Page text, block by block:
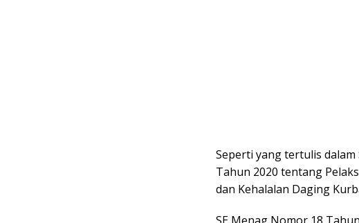
Seperti yang tertulis dalam
Tahun 2020 tentang
dan Kehalalan Daging
SE Menag Nomor 18